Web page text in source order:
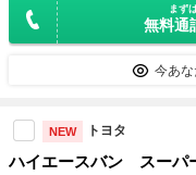
まず
無料通
今あ
NEW トヨタ
ハイエースバン スー